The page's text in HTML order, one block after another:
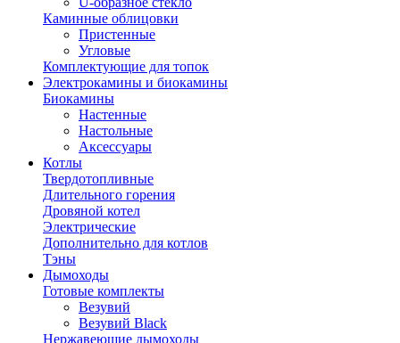
Каминные облицовки
Пристенные
Угловые
Комплектующие для топок
Электрокамины и биокамины
Биокамины
Настенные
Настольные
Аксессуары
Котлы
Твердотопливные
Длительного горения
Дровяной котел
Электрические
Дополнительно для котлов
Тэны
Дымоходы
Готовые комплекты
Везувий
Везувий Black
Нержавеющие дымоходы